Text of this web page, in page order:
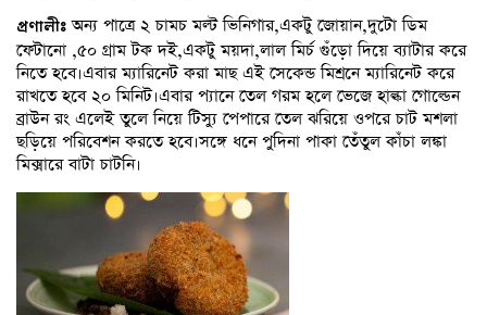
প্রণালীঃঅন্য পাত্রে ২ চামচ মল্ট ভিনিগার,একটু জোয়ান,দুটো ডিম
ফেটানো ,৫০ গ্রাম টক দই,একটু ময়দা,লাল মির্চ গুঁড়ো দিয়ে ব্যাটার করে
নিতে হবে।এবার ম্যারিনেট করা মাছ এই সেকেন্ড মিশ্রনে ম্যারিনেট করে
রাখতে হবে ২০ মিনিট।এবার প্যানে তেল গরম হলে ভেজে হাল্কা গোল্ডেন
ব্রাউন রং এলেই তুলে নিয়ে টিস্যু পেপারে তেল ঝরিয়ে ওপরে চাট মশলা
ছড়িয়ে পরিবেশন করতে হবে।সঙ্গে ধনে পুদিনা পাকা তেঁতুল কাঁচা লঙ্কা
মিক্সারে বাটা চাটনি।